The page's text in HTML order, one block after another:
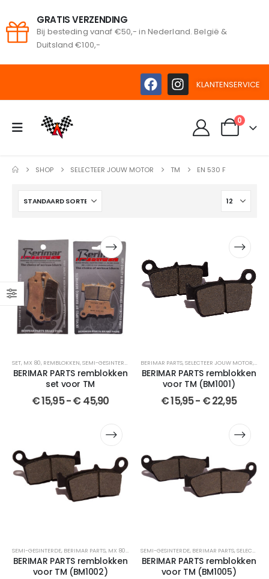
GRATIS VERZENDING
Bij besteding vanaf €50,- in Nederland. België &
Duitsland €100,-
KLANTENSERVICE
0
SHOP SELECTEER JOUW MOTOR TM EN 530 F
SET, MX 80, REMBLOKKEN,SEMI-GESINTERDE SELECTEER JOUW MOTOR,SET ,BERIMAR PARTS
BERIMAR PARTS remblokken
set voor TM
€15,95-€ 45,90
BERIMAR PARTS,SELECTEER JOUW MOTOR,
BERIMAR PARTS remblokken
voor TM (BM1001)
€15,95- €22,95
SEMI-GESINTERDE, BERIMAR PARTS, MX 80,SELECTEER JOUW MOTOR,REMBLOKKEN,
BERIMAR PARTS remblokken
voor TM (BM1002)
SEMI-GESINTERDE, BERIMAR PARTS,SELECTEER JOUW MOTOR
BERIMAR PARTS remblokken
voor TM (BM1005)